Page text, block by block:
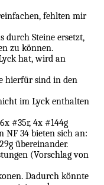
fehlten mir
durch Steine ersetzt,
zu können.
hat, wird an
hierfür sind in den
im Lyck enthalten
#35r, 4x #144g
NF 34 bieten sich an:
übereinander.
(Vorschlag von
Dadurch könnte